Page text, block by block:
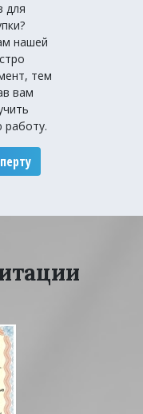
для
нашей
тем
вам
работу.